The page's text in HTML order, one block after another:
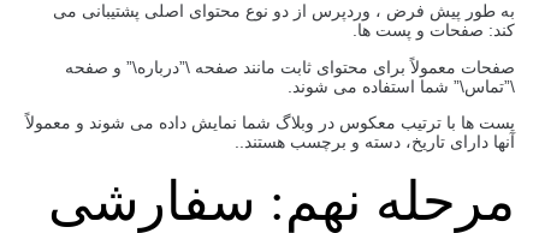
به طور پیش فرض ، وردپرس از دو نوع محتوای اصلی پشتیبانی می
کند: صفحات و پست ها.
صفحات معمولاً برای محتوای ثابت مانند صفحه \”درباره\” و صفحه
\”تماس\” شما استفاده می شوند.
پست ها با ترتیب معکوس در وبلاگ شما نمایش داده می شوند و معمولاً
آنها دارای تاریخ، دسته و برچسب هستند..
مرحله نهم: سفارشی